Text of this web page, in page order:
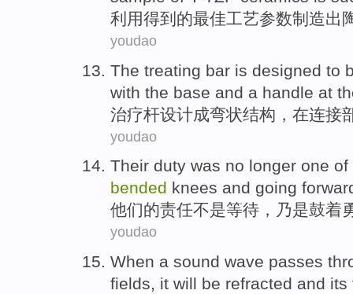
利用得到 的最佳工艺参数制造出
youdao
The treating bar is designed to
with the base and a handle at
治疗杆设计成弯状结构， 在连接
youdao
Their duty was no longer one of
bended knees and going
他们的责任不是等待 ，乃是鼓着
youdao
When a sound wave passes
fields, it will be refracted and its